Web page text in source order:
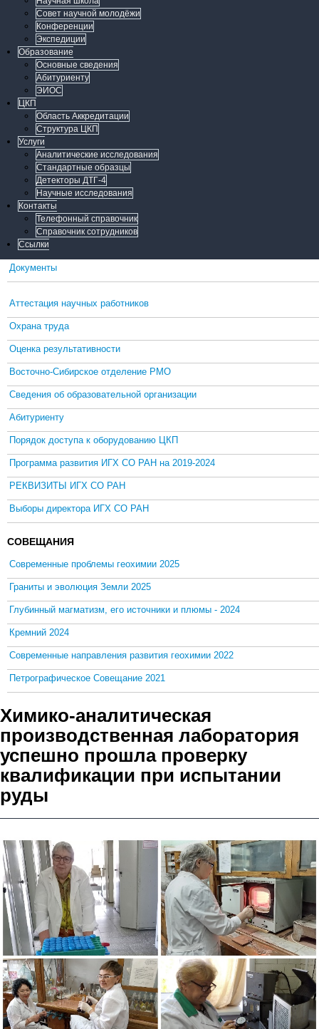
Совет научной молодёжи
Конференции
Экспедиции
Образование
Основные сведения
Абитуриенту
ЭИОС
ЦКП
Область Аккредитации
Структура ЦКП
Услуги
Аналитические исследования
Стандартные образцы
Детекторы ДТГ-4
Научные исследования
Контакты
Телефонный справочник
Справочник сотрудников
Ссылки
Документы
Аттестация научных работников
Охрана труда
Оценка результативности
Восточно-Сибирское отделение РМО
Сведения об образовательной организации
Абитуриенту
Порядок доступа к оборудованию ЦКП
Программа развития ИГХ СО РАН на 2019-2024
РЕКВИЗИТЫ ИГХ СО РАН
Выборы директора ИГХ СО РАН
СОВЕЩАНИЯ
Современные проблемы геохимии 2025
Граниты и эволюция Земли 2025
Глубинный магматизм, его источники и плюмы - 2024
Кремний 2024
Современные направления развития геохимии 2022
Петрографическое Совещание 2021
Химико-аналитическая
производственная лаборатория
успешно прошла проверку
квалификации при испытании
руды